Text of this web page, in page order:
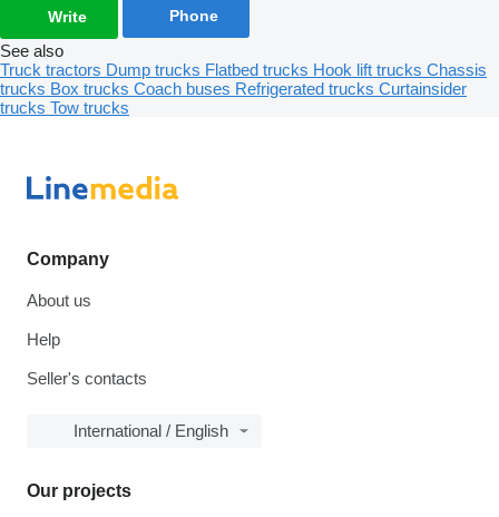
Write Phone
See also
Truck tractors Dump trucks Flatbed trucks Hook lift trucks Chassis
trucks Box trucks Coach buses Refrigerated trucks Curtainsider
trucks Tow trucks
Company
About us
Help
Seller's contacts
International / English
Our projects